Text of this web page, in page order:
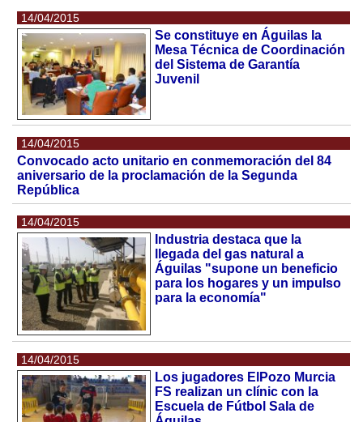
14/04/2015
Se constituye en Águilas la
Mesa Técnica de Coordinación
del Sistema de Garantía
Juvenil
14/04/2015
Convocado acto unitario en conmemoración del 84
aniversario de la proclamación de la Segunda
República
14/04/2015
Industria destaca que la
llegada del gas natural a
Águilas "supone un beneficio
para los hogares y un impulso
para la economía"
14/04/2015
Los jugadores ElPozo Murcia
FS realizan un clínic con la
Escuela de Fútbol Sala de